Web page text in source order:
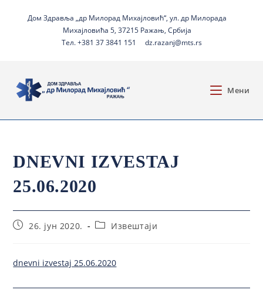
Дом Здравља „др Милорад Михајловић“, ул. др Милорада
Михајловића 5, 37215 Ражањ, Србија
Тел. +381 37 3841 151
dz.razanj@mts.rs
Мени
DNEVNI IZVESTAJ
25.06.2020
26. јун 2020. Извештаји
dnevni izvestaj 25.06.2020